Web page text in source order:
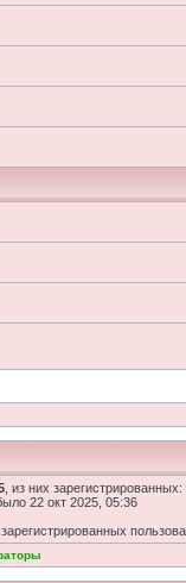
, из них
22 окт 2025, 05:36